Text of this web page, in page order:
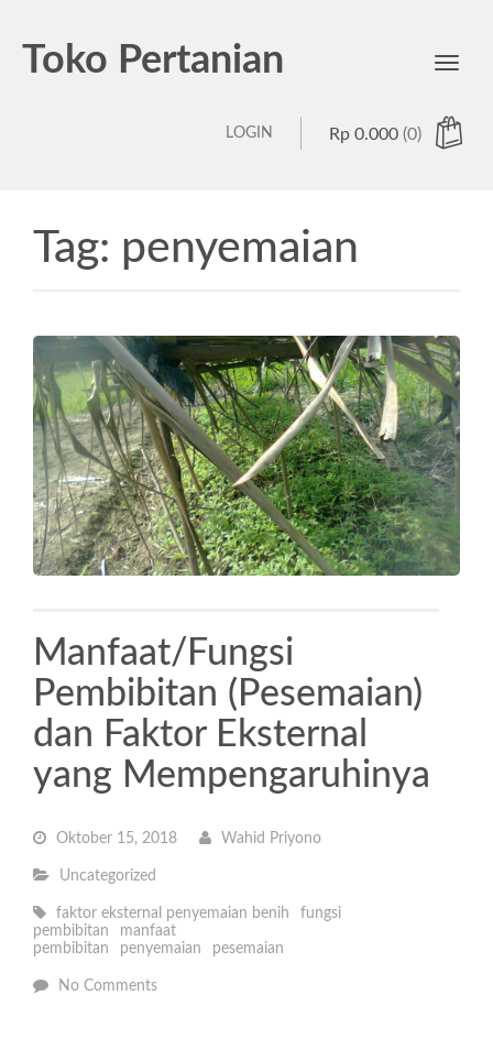
Toko Pertanian
Toggle
Rp 0.000 (0)
LOGIN
Tag: penyemaian
Manfaat/Fungsi
Pembibitan (Pesemaian)
dan Faktor Eksternal
yang Mempengaruhinya
Oktober 15, 2018 Wahid Priyono
Uncategorized
faktor eksternal penyemaian benih
fungsi
pembibitan
manfaat
pembibitan
penyemaian pesemaian
No Comments